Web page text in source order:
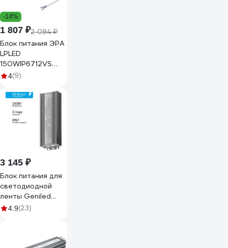
-14%
1 807 ₽2 094 ₽
Блок питания ЭРА
LPLED
150WIP6712VS
Б0061139
4(9)
3 145 ₽
Блок питания для
светодиодной
ленты Geniled
150W 12V 12,5А
4.9(23)